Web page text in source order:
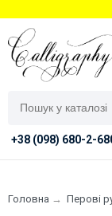
+38 (098) 680-2-
Головна → Перові